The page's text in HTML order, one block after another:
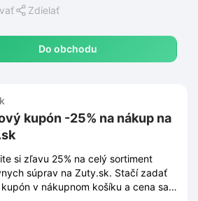
Zdielať
Do obchodu
kupón -25% na nákup na
si zľavu 25% na celý sortiment
súprav na Zuty.sk. Stačí zadať
v nákupnom košíku a cena sa